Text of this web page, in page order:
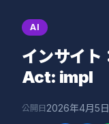
AI
インサイ
Act: impl
公開日 2026年4月5日